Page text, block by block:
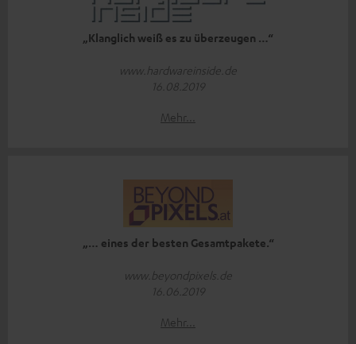
„Klanglich weiß es zu überzeugen …“
www.hardwareinside.de
16.08.2019
Mehr...
„… eines der besten Gesamtpakete.“
www.beyondpixels.de
16.06.2019
Mehr...